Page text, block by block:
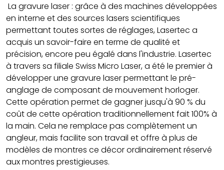
La gravure laser : grâce à des machines développées
en interne et des sources lasers scientifiques
permettant toutes sortes de réglages, Lasertec a
acquis un savoir-faire en terme de qualité et
précision, encore peu égalé dans l'industrie. Lasertec
à travers sa filiale Swiss Micro Laser, a été le premier à
développer une gravure laser permettant le pré-
anglage de composant de mouvement horloger.
Cette opération permet de gagner jusqu'à 90 % du
coût de cette opération traditionnellement fait 100% à
la main. Cela ne remplace pas complètement un
angleur, mais facilite son travail et offre à plus de
modèles de montres ce décor ordinairement réservé
aux montres prestigieuses.